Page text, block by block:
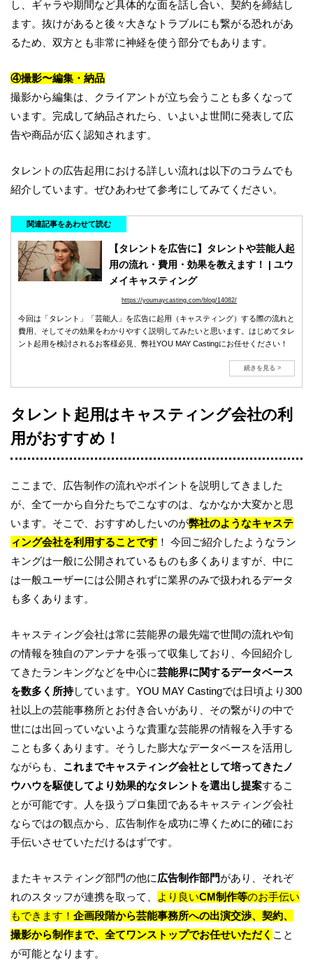
し、ギャラや期間など具体的な面を話し合い、契約を締結し
ます。抜けがあると後々大きなトラブルにも繋がる恐れがあ
るため、双方とも非常に神経を使う部分でもあります。
④撮影〜編集・納品
撮影から編集は、クライアントが立ち会うことも多くなって
います。完成して納品されたら、いよいよ世間に発表して広
告や商品が広く認知されます。
タレントの広告起用における詳しい流れは以下のコラムでも
紹介しています。ぜひあわせて参考にしてみてください。
関連記事をあわせて読む
【タレントを広告に】タレントや芸能人起
用の流れ・費用・効果を教えます！ | ユウ
メイキャスティング
https://youmaycasting.com/blog/14082/
今回は「タレント」「芸能人」を広告に起用（キャスティング）する際の流れと
費用、そしてその効果をわかりやすく説明してみたいと思います。はじめてタレ
ント起用を検討されるお客様必見、弊社YOU MAY Castingにお任せください！
続きを見る >
タレント起用はキャスティング会社の利
用がおすすめ！
ここまで、広告制作の流れやポイントを説明してきました
が、全て一から自分たちでこなすのは、なかなか大変かと思
います。そこで、おすすめしたいのが弊社のようなキャステ
ィング会社を利用することです ！ 今回ご紹介したようなラン
キングは一般に公開されているものも多くありますが、中に
は一般ユーザーには公開されずに業界のみで扱われるデータ
も多くあります。
キャスティング会社は常に芸能界の最先端で世間の流れや旬
の情報を独自のアンテナを張って収集しており、今回紹介し
てきたランキングなどを中心に芸能界に関するデータベース
を数多く所持しています。YOU MAY Castingでは日頃より300
社以上の芸能事務所とお付き合いがあり、その繋がりの中で
世には出回っていないような貴重な芸能界の情報を入手する
ことも多くあります。そうした膨大なデータベースを活用し
ながらも、 これまでキャスティング会社として培ってきたノ
ウハウを駆使してより効果的なタレントを選出し提案するこ
とが可能です。人を扱うプロ集団であるキャスティング会社
ならではの観点から、広告制作を成功に導くために的確にお
手伝いさせていただけるはずです。
またキャスティング部門の他に広告制作部門があり、それぞ
れのスタッフが連携を取って、
より良いCM制作等のお手伝い
もできます！ 企画段階から芸能事務所への出演交渉、契約、
撮影から制作まで、全てワンストップでお任せいただく こと
が可能となります。